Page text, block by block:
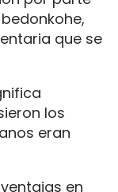
que se
los
eran
en